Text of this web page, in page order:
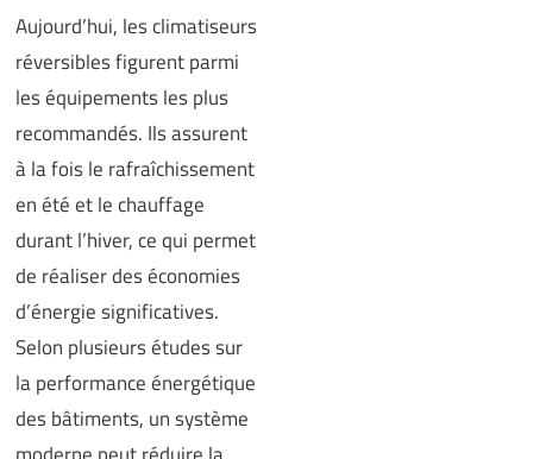
Aujourd’hui, les climatiseurs
réversibles figurent parmi
les équipements les plus
recommandés. Ils assurent
à la fois le rafraîchissement
en été et le chauffage
durant l’hiver, ce qui permet
de réaliser des économies
d’énergie significatives.
Selon plusieurs études sur
la performance énergétique
des bâtiments, un système